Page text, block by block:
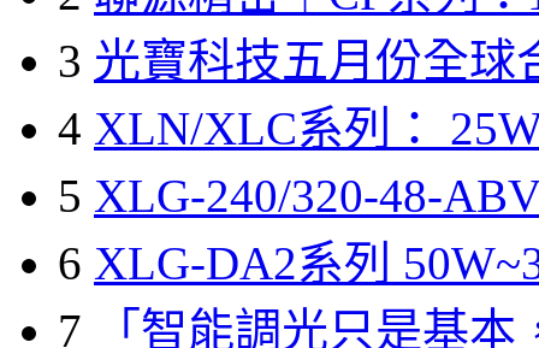
3 光寶科技五月份全球
4 XLN/XLC系列：
5 XLG-240/320-48-
6 XLG-DA2系列
7
「智能調光只是基本